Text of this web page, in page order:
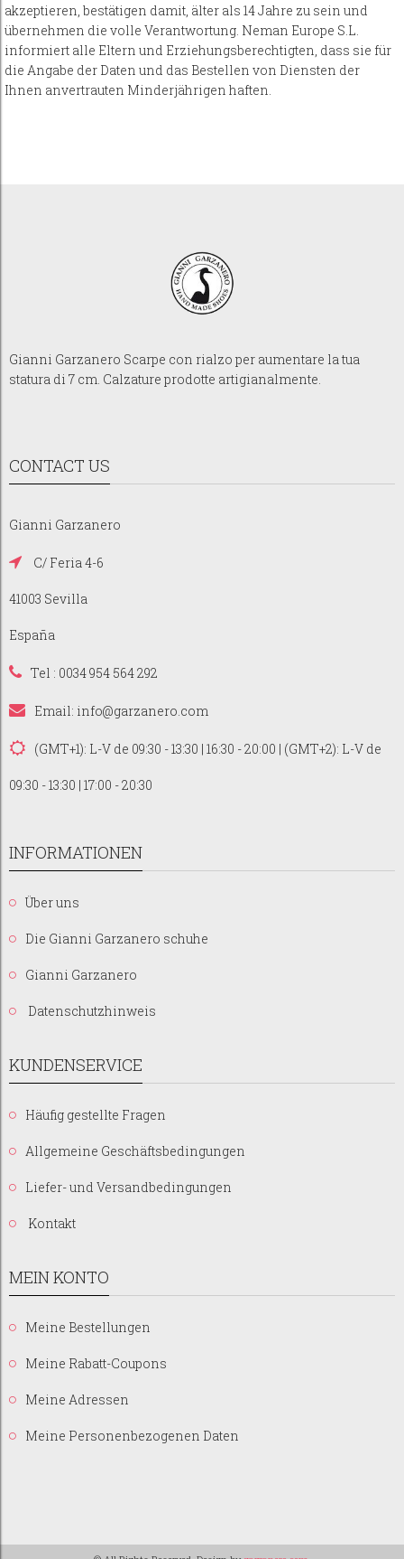
akzeptieren, bestätigen damit, älter als 14 Jahre zu sein und
übernehmen die volle Verantwortung. Neman Europe S.L.
informiert alle Eltern und Erziehungsberechtigten, dass sie für
die Angabe der Daten und das Bestellen von Diensten der
Ihnen anvertrauten Minderjährigen haften.
Gianni Garzanero Scarpe con rialzo per aumentare la tua
statura di 7 cm. Calzature prodotte artigianalmente.
CONTACT US
Gianni Garzanero
C/ Feria 4-6
41003 Sevilla
España
Tel : 0034 954 564 292
Email: info@garzanero.com
(GMT+1): L-V de 09:30 - 13:30 | 16:30 - 20:00 | (GMT+2): L-V de
09:30 - 13:30 | 17:00 - 20:30
INFORMATIONEN
Über uns
Die Gianni Garzanero schuhe
Gianni Garzanero
Datenschutzhinweis
KUNDENSERVICE
Häufig gestellte Fragen
Allgemeine Geschäftsbedingungen
Liefer- und Versandbedingungen
Kontakt
MEIN KONTO
Meine Bestellungen
Meine Rabatt-Coupons
Meine Adressen
Meine Personenbezogenen Daten